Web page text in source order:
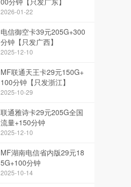
2026-01-22
电信御空卡39元205G+300
分钟【只发广西】
2025-12-10
MF联通天王卡29元150G+
100分钟【只发浙江】
2025-10-29
联通雅诗卡29元205G全国
流量+150分钟
2025-12-10
MF湖南电信省内版29元18
5G+100分钟
2025-10-14